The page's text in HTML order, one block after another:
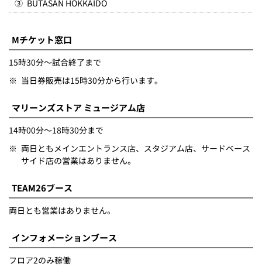
③ BUTASAN HOKKAIDO
Mチケット窓口
15時30分～試合終了まで
※ 当日券販売は15時30分から行います。
マリーンズストア ミュージアム店
14時00分～18時30分まで
※ 両日ともメインエントランス店、スタジアム店、サードベース
サイド店の営業はありません。
TEAM26ブース
両日とも営業はありません。
インフォメーションブース
フロア2のみ稼働